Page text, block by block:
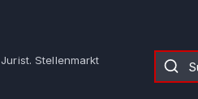
Jurist. Stellenmarkt